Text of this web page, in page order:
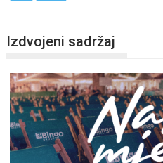
Izdvojeni sadržaj